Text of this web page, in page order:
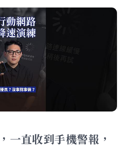
一直收到手機警報，